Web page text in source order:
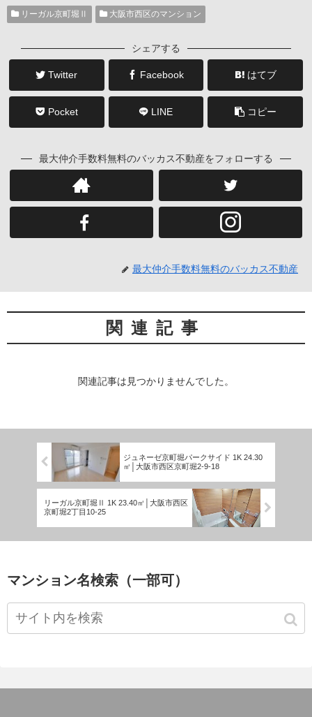
リーガル京町堀Ⅱ 大阪市西区のマンション
シェアする
Twitter Facebook はてブ
Pocket LINE コピー
最大仲介手数料無料のバッカス不動産をフォローする
最大仲介手数料無料のバッカス不動産
関連記事
関連記事は見つかりませんでした。
ジュネーゼ京町堀パークサイド 1K 24.30
㎡│大阪市西区京町堀2-9-18
リーガル京町堀Ⅱ 1K 23.40㎡│大阪市西区
京町堀2丁目10-25
マンション名検索（一部可）